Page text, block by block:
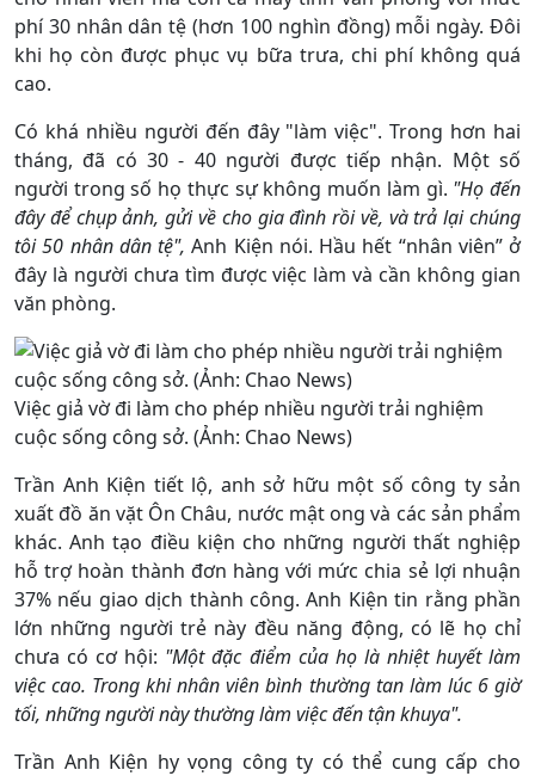
phí 30 nhân dân tệ (hơn 100 nghìn đồng) mỗi ngày. Đôi
khi họ còn được phục vụ bữa trưa, chi phí không quá
cao.
Có khá nhiều người đến đây "làm việc". Trong hơn hai
tháng, đã có 30 - 40 người được tiếp nhận. Một số
người trong số họ thực sự không muốn làm gì. "Họ đến
đây để chụp ảnh, gửi về cho gia đình rồi về, và trả lại chúng
tôi 50 nhân dân tệ", Anh Kiện nói. Hầu hết “nhân viên” ở
đây là người chưa tìm được việc làm và cần không gian
văn phòng.
Việc giả vờ đi làm cho phép nhiều người trải nghiệm
cuộc sống công sở. (Ảnh: Chao News)
Trần Anh Kiện tiết lộ, anh sở hữu một số công ty sản
xuất đồ ăn vặt Ôn Châu, nước mật ong và các sản phẩm
khác. Anh tạo điều kiện cho những người thất nghiệp
hỗ trợ hoàn thành đơn hàng với mức chia sẻ lợi nhuận
37% nếu giao dịch thành công. Anh Kiện tin rằng phần
lớn những người trẻ này đều năng động, có lẽ họ chỉ
chưa có cơ hội: "Một đặc điểm của họ là nhiệt huyết làm
việc cao. Trong khi nhân viên bình thường tan làm lúc 6 giờ
tối, những người này thường làm việc đến tận khuya".
Trần Anh Kiện hy vọng công ty có thể cung cấp cho